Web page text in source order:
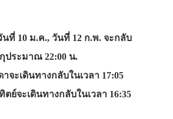
ที่ 10 ม.ค., วันที่ 12 ก.พ. จะกลับ
ประมาณ 22:00 น.
จะเดินทางกลับในเวลา 17:05
ย์จะเดินทางกลับในเวลา 16:35